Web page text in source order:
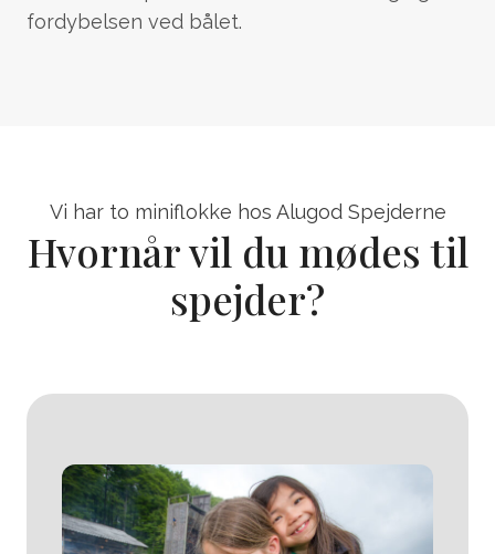
fordybelsen ved bålet.
Vi har to miniflokke hos Alugod Spejderne
Hvornår vil du mødes til
spejder?